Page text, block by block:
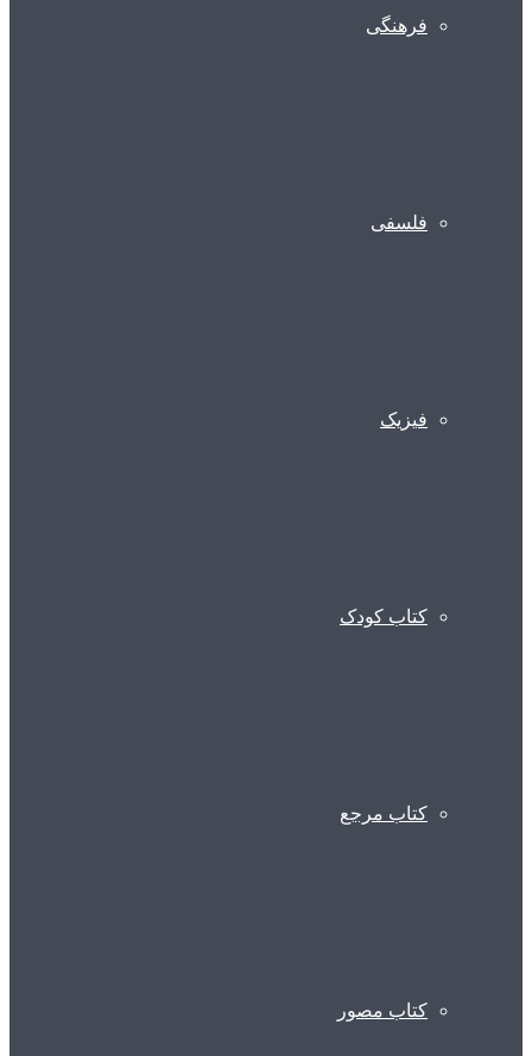
فرهنگی
فلسفی
فیزیک
کتاب کودک
کتاب مرجع
کتاب مصور